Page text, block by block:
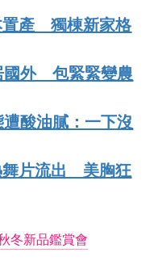
置產 獨棟新家格
國外 包緊緊變農
酸油膩：一下沒
舞片流出 美胸狂
冬新品鑑賞會